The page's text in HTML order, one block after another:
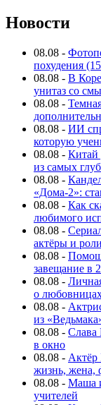
Новости
08.08 -
похудения
08.08 - В
унитаз со
08.08 -
08.08 - ИИ
которую
08.08 - Китай
из самых
08.08 -
«Дома-2»:
08.08 - Как
любимого
08.08 -
актёры и
08.08 -
завещание в
08.08 -
о
08.08 -
из
08.08 - Слава
в окно
08.08 - Актёр
жизнь, жена,
08.08 - Маша
учителей